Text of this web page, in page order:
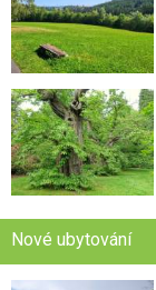
Nové ubytování